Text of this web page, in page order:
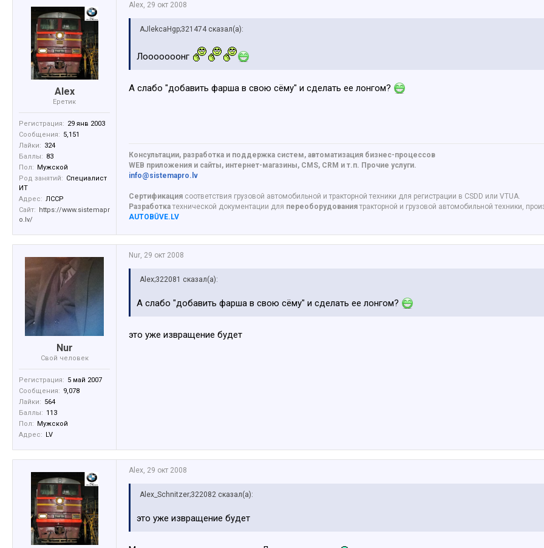
Alex
Еретик
Регистрация: 29 янв 2003
Сообщения: 5,151
Лайки: 324
Баллы: 83
Пол: Мужской
Род занятий: Специалист
ИТ
Адрес: ЛССР
Сайт: https://www.sistemapr
o.lv/
Alex, 29 окт 2008
AJlekcaHgp;321474 сказал(а):
Лооооооонг
А слабо "добавить фарша в свою сёму" и сделать ее лонгом?
Консультации, разработка и поддержка систем, автоматизация бизнес-процессов
WEB приложения и сайты, интернет-магазины, CMS, CRM и т.п. Прочие услуги.
info@sistemapro.lv
Сертификация соответствия грузовой автомобильной и тракторной техники для регистрации в CSDD или VTUA.
Разработкатехнической документации для переоборудованиятракторной и грузовой автомобильной техники,
AUTOBŪVE.LV
Nur
Свой человек
Регистрация: 5 май 2007
Сообщения: 9,078
Лайки: 564
Баллы: 113
Пол: Мужской
Адрес: LV
Nur, 29 окт 2008
Alex;322081 сказал(а):
А слабо "добавить фарша в свою сёму" и сделать ее лонгом?
это уже извращение будет
Alex, 29 окт 2008
Alex_Schnitzer;322082 сказал(а):
это уже извращение будет